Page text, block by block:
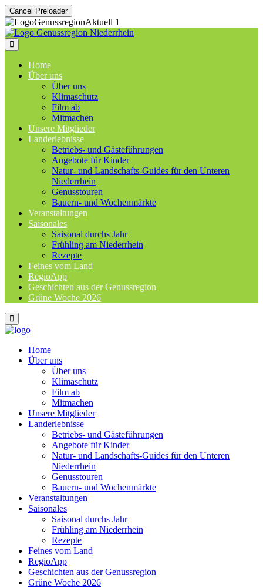
Cancel Preloader
Home
Über uns
Über uns
Klimaschutz
Film ab
Mitmachen
Unsere Mitglieder
Landerlebnisse
Betriebs- und Gästeführungen
Angebote für Kinder
Natur- und Landschafts-Guides für den Unteren
Niederrhein
Genusstouren
Bauern- und Wochenmärkte
Veranstaltungen
Saisonales
Saisonal durchs Jahr
Frühling am Niederrhein
Rezepte
Feines vom Land
RegioApp
Geschichten aus der Genussregion
Grüne Woche 2026
Home
Über uns
Über uns
Klimaschutz
Film ab
Mitmachen
Unsere Mitglieder
Landerlebnisse
Betriebs- und Gästeführungen
Angebote für Kinder
Natur- und Landschafts-Guides für den Unteren
Niederrhein
Genusstouren
Bauern- und Wochenmärkte
Veranstaltungen
Saisonales
Saisonal durchs Jahr
Frühling am Niederrhein
Rezepte
Feines vom Land
RegioApp
Geschichten aus der Genussregion
Grüne Woche 2026